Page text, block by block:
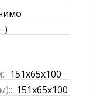
)
151x65x100
151x65x100